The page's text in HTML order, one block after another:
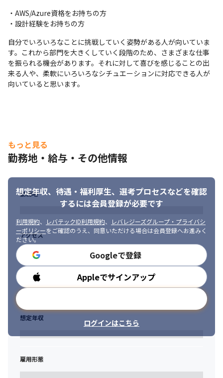
・AWS/Azure資格をお持ちの方
・設計経験をお持ちの方
自分でいろいろなことに挑戦していく姿勢がある人が向いていま
す。これから部門を大きくしていく段階のため、さまざまな仕事
を振られる機会があります。それに対して喜びを感じることの出
来る人や、柔軟にいろいろなシチュエーションに対応できる人が
向いていると思います。
もっと見る
勤務地・給与・その他情報
想定年収、待遇・福利厚生、 選考プロセスなどを確認
するには会員登録が必要です
利用規約、 レバテックID利用規約、
レバレジーズグループ・プライバシ
ーポリシーをご確認のうえ、同意いただける場合は会員登録へお進みく
ださい。
Googleで登録
Appleでサインアップ
ログインはこちら
勤務地
アクセス
勤務時間
想定年収
雇用形態